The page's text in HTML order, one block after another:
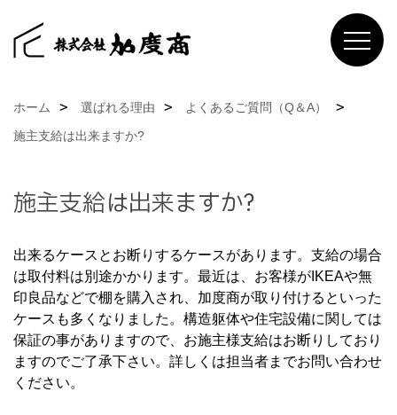
ホーム 選ばれる理由
よくあるご質問（Q＆A）
施主支給は出来ますか?
施主支給は出来ますか?
出来るケースとお断りするケースがあります。支給の場合
は取付料は別途かかります。最近は、お客様がIKEAや無
印良品などで棚を購入され、加度商が取り付けるといった
ケースも多くなりました。構造躯体や住宅設備に関しては
保証の事がありますので、お施主様支給はお断りしており
ますのでご了承下さい。詳しくは担当者までお問い合わせ
ください。